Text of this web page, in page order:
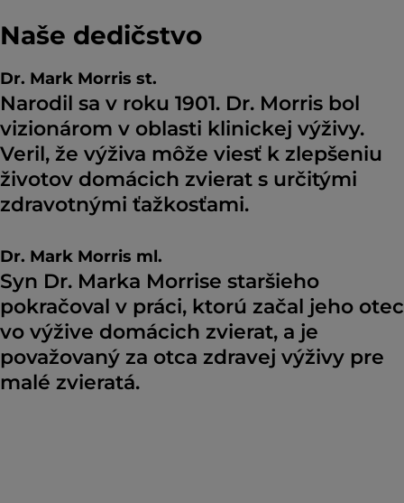
Naše dedičstvo
Dr. Mark Morris st.
Narodil sa v roku 1901. Dr. Morris bol
vizionárom v oblasti klinickej výživy.
Veril, že výživa môže viesť k zlepšeniu
životov domácich zvierat s určitými
zdravotnými ťažkosťami.
Dr. Mark Morris ml.
Syn Dr. Marka Morrise staršieho
pokračoval v práci, ktorú začal jeho otec
vo výžive domácich zvierat, a je
považovaný za otca zdravej výživy pre
malé zvieratá.